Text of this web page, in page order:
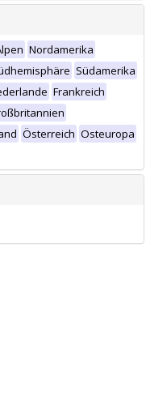
Nordamerika
Südamerika
Frankreich
Österreich Osteuropa